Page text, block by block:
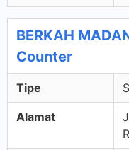
BERKAH
Counter
Tipe
Alamat